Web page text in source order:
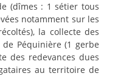
(dîmes : 1 sétier tous
notamment sur les
la collecte des
Péquinière (1 gerbe
des redevances dues
au territoire de